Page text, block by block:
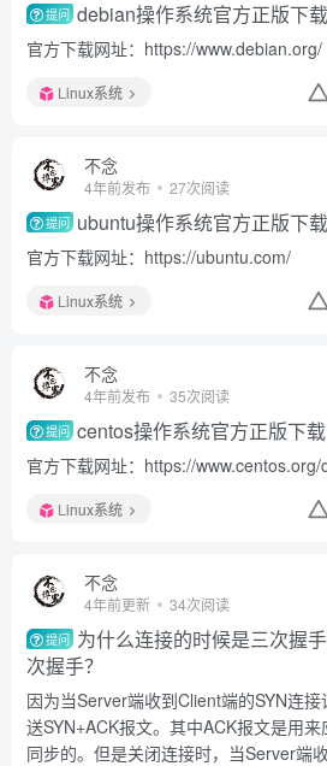
提问 debian操作系统官方正版下载
官方下载网址：https://www.debian.org/
Linux系统
不念
4年前发布 27次阅读
提问 ubuntu操作系统官方正版下载
官方下载网址：https://ubuntu.com/
Linux系统
不念
4年前发布 35次阅读
提问 centos操作系统官方正版下载
官方下载网址：https://
Linux系统
不念
4年前更新 34次阅读
提问 为什么连接的时候是三次握
次握手？
因为当Server端收到Client端的SYN连
送SYN+ACK报文。其中ACK报文是用
同步的。但是关闭连接时，当Server端